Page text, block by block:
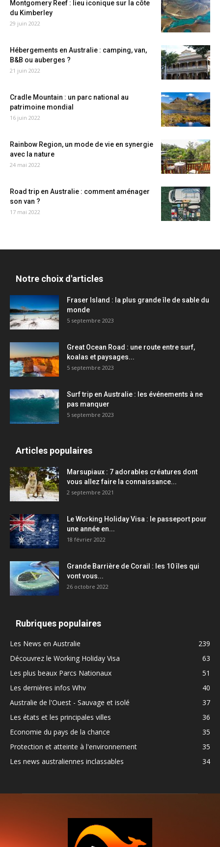
Montgomery Reef : lieu iconique sur la côte
du Kimberley
29 juin 2022
Hébergements en Australie : camping, van,
B&B ou auberges ?
21 juin 2022
Cradle Mountain : un parc national au
patrimoine mondial
16 juin 2022
Rainbow Region, un mode de vie en synergie
avec la nature
24 mai 2022
Road trip en Australie : comment aménager
son van ?
17 mai 2022
Notre choix d'articles
Fraser Island : la plus grande île de sable du
monde
5 septembre 2023
Great Ocean Road : une route entre surf,
koalas et paysages...
5 septembre 2023
Surf trip en Australie : les événements à ne
pas manquer
5 septembre 2023
Articles populaires
Marsupiaux : 7 adorables créatures dont
vous allez faire la connaissance...
2 septembre 2021
Le Working Holiday Visa : le passeport pour
une année en...
18 février 2022
Grande Barrière de Corail : les 10 îles qui
vont vous...
26 octobre 2022
Rubriques populaires
Les News en Australie
239
Découvrez le Working Holiday Visa
63
Les plus beaux Parcs Nationaux
51
Les dernières infos Whv
40
Australie de l'Ouest - Sauvage et isolé
37
Les états et les principales villes
36
Economie du pays de la chance
35
Protection et atteinte à l'environnement
35
Les news australiennes inclassables
34